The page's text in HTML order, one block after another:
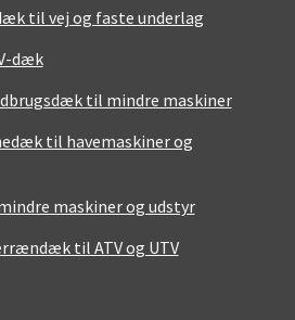
til vej og faste underlag
dæk
til mindre maskiner
til havemaskiner og
maskiner og udstyr
til ATV og UTV